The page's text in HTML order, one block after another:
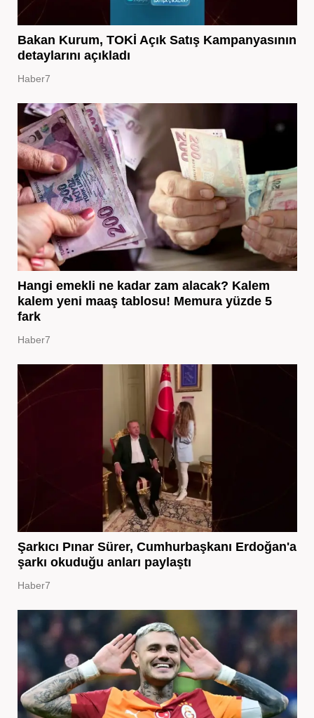
Bakan Kurum, TOKİ Açık Satış Kampanyasının
detaylarını açıkladı
Haber7
Hangi emekli ne kadar zam alacak? Kalem
kalem yeni maaş tablosu! Memura yüzde 5
fark
Haber7
Şarkıcı Pınar Sürer, Cumhurbaşkanı Erdoğan'a
şarkı okuduğu anları paylaştı
Haber7